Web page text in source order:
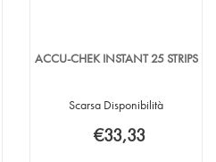
ACCU-CHEK INSTANT 25 STRIPS
Scarsa Disponibilità
€33,33